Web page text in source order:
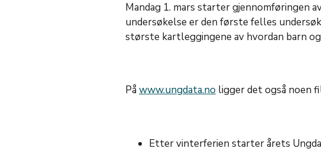
Mandag 1. mars starter gjennomføringen
undersøkelse er den første felles
største kartleggingene av hvordan barn
Påwww.ungdata.no ligger det også noen
Etter vinterferien starter årets